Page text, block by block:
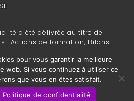
a été délivrée au titre de
: Actions de formation, Bilans
AFG Conseil |Mentions légales|
:Dev N Com
pour vous garantir la meilleure
web. Si vous continuez à utiliser ce
que vous en êtes satisfait.
Politique de confidentialité